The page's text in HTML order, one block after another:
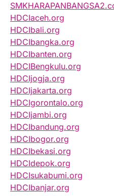
HDCIaceh.org
HDCIbali.org
HDCIbangka.org
HDCIbanten.org
HDCIBengkulu.org
HDCIjogja.org
HDCIjakarta.org
HDCIgorontalo.org
HDCIjambi.org
HDCIbandung.org
HDCIbogor.org
HDCIbekasi.org
HDCIdepok.org
HDCIsukabumi.org
HDCIbanjar.org